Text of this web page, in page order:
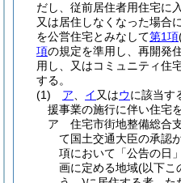
だし、従前居住者用住宅に
又は居住しなくなった場合
を公営住宅とみなして第1項
項の規定を準用し、再開発
用し、又はコミュニティ住
する。
(1)
ア イ 又はウに該当す
援事業の施行に伴い住宅
ア
住宅市街地整備総合
て国土交通大臣の承認
項において「公告の日
画に定める地域(以下こ